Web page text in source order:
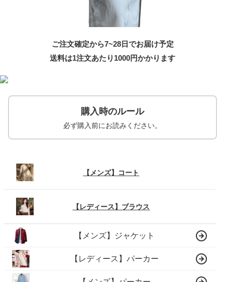
ご注文確定から7~28日でお届け予定
送料は1注文あたり 1000円かかります
購入時のルール
必ず購入前にお読みください。
【メンズ】コート
【レディース】ブラウス
【メンズ】ジャケット
【レディース】パーカー